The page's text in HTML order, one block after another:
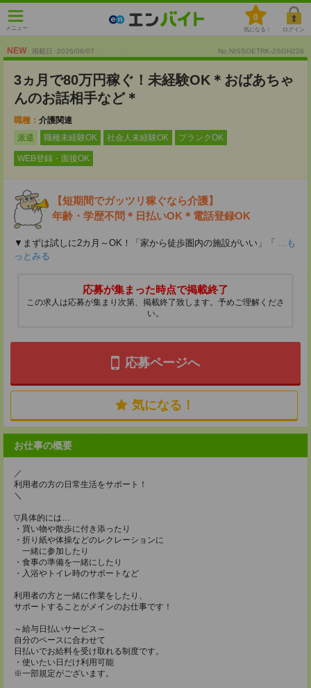
メニュー
0
気になる！ ログイン
NEW 掲載日 :2026/08/07 No.NISSOETRK-2SGH226
3ヵ月で80万円稼ぐ！未経験OK＊おばあちゃ
んのお話相手など＊
職種： 介護関連
派遣
職種未経験OK 社会人未経験OK ブランクOK
WEB登録・面接OK
【短期間でガッツリ稼ぐなら介護】
年齢・学歴不問＊日払いOK＊電話登録OK
▼まずは試しに2カ月～OK！「家から徒歩圏内の施設がいい」「 ...も
っとみる
応募が集まった時点で掲載終了
この求人は応募が集まり次第、掲載終了致します。予めご理解くださ
い。
応募ページへ
気になる！
お仕事の概要
／
利用者の方の日常生活をサポート！
＼
▽具体的には…
・買い物や散歩に付き添ったり
・折り紙や体操などのレクレーションに
一緒に参加したり
・食事の準備を一緒にしたり
・入浴やトイレ時のサポートなど
利用者の方と一緒に作業をしたり、
サポートすることがメインのお仕事です！
～給与日払いサービス～
自分のペースに合わせて
日払いでお給料を受け取れる制度です。
・使いたい日だけ利用可能
※一部規定がございます。